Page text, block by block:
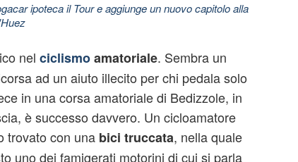
ipoteca il Tour e aggiunge un nuovo capitolo alla
nel ciclismo amatoriale. Sembra un
ad un aiuto illecito per chi pedala solo
in una corsa amatoriale di Bedizzole, in
è successo davvero. Un cicloamatore
trovato con unabici truccata, nella quale
uno dei famigerati motorini di cui si parla